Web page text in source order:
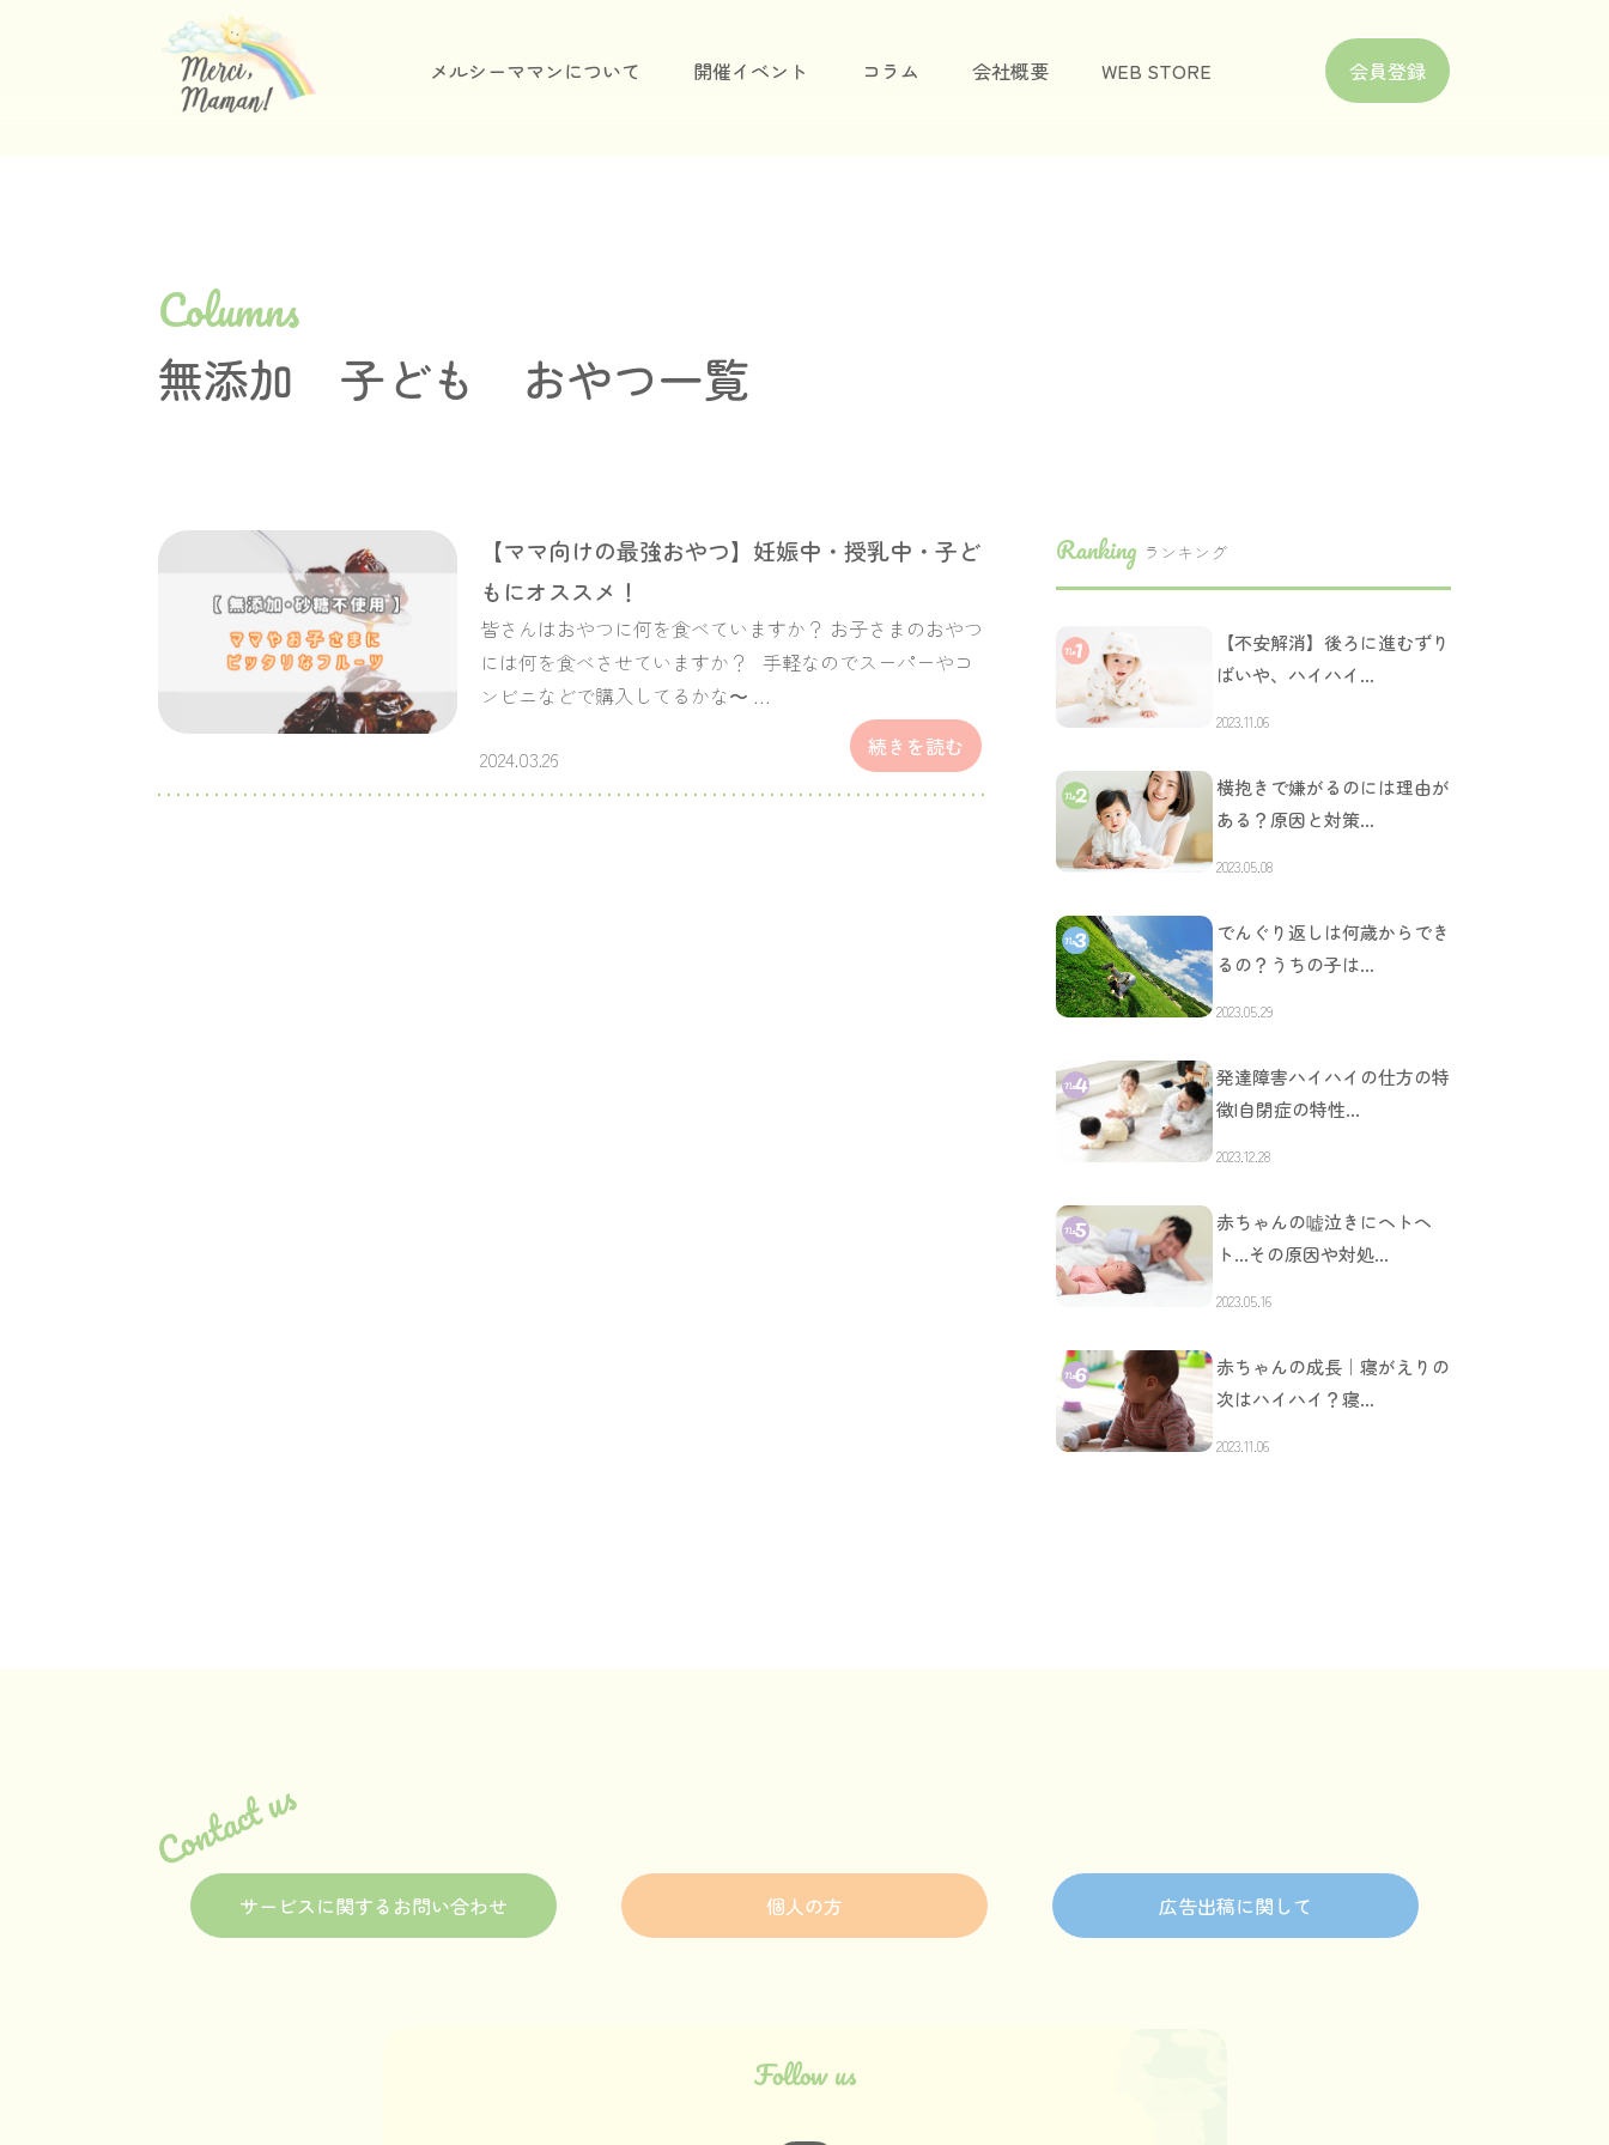
メルシーママンについて 開催イベント コラム 会社概要 WEB STORE 会員登録
Columns
無添加 子ども おやつ一覧
【ママ向けの最強おやつ】妊娠中・授乳中・子ど
もにオススメ！
皆さんはおやつに何を食べていますか？ お子さまのおやつ
には何を食べさせていますか？ 手軽なのでスーパーやコ
ンビニなどで購入してるかな〜 …
2024.03.26 続きを読む
Ranking ランキング
【不安解消】後ろに進むずり
ばいや、ハイハイ…
2023.11.06
横抱きで嫌がるのには理由が
ある？原因と対策…
2023.05.08
でんぐり返しは何歳からでき
るの？うちの子は…
2023.05.29
発達障害ハイハイの仕方の特
徴|自閉症の特性…
2023.12.28
赤ちゃんの嘘泣きにヘトヘ
ト…その原因や対処…
2023.05.16
赤ちゃんの成長｜寝がえりの
次はハイハイ？寝…
2023.11.06
Contact us
サービスに関するお問い合わせ 個人の方 広告出稿に関して
Follow us